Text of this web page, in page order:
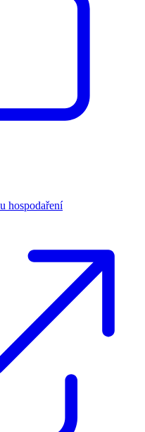
hospodaření